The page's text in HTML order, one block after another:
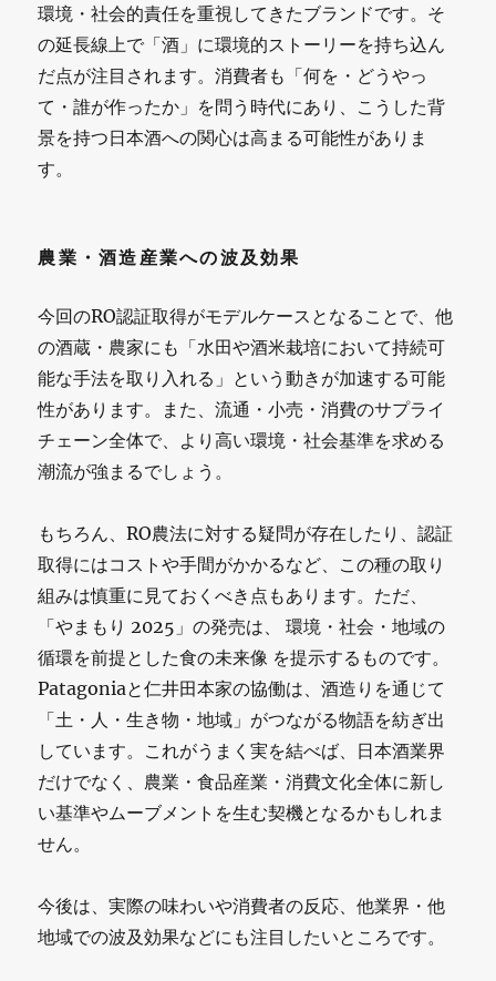
環境・社会的責任を重視してきたブランドです。そ
の延長線上で「酒」に環境的ストーリーを持ち込ん
だ点が注目されます。消費者も「何を・どうやっ
て・誰が作ったか」を問う時代にあり、こうした背
景を持つ日本酒への関心は高まる可能性がありま
す。
農業・酒造産業への波及効果
今回のRO認証取得がモデルケースとなることで、他
の酒蔵・農家にも「水田や酒米栽培において持続可
能な手法を取り入れる」という動きが加速する可能
性があります。また、流通・小売・消費のサプライ
チェーン全体で、より高い環境・社会基準を求める
潮流が強まるでしょう。
もちろん、RO農法に対する疑問が存在したり、認証
取得にはコストや手間がかかるなど、この種の取り
組みは慎重に見ておくべき点もあります。ただ、
「やまもり 2025」の発売は、 環境・社会・地域の
循環を前提とした食の未来像 を提示するものです。
Patagoniaと仁井田本家の協働は、酒造りを通じて
「土・人・生き物・地域」がつながる物語を紡ぎ出
しています。これがうまく実を結べば、日本酒業界
だけでなく、農業・食品産業・消費文化全体に新し
い基準やムーブメントを生む契機となるかもしれま
せん。
今後は、実際の味わいや消費者の反応、他業界・他
地域での波及効果などにも注目したいところです。